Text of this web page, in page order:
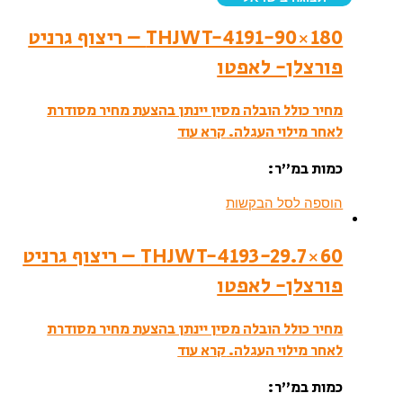
THJWT-4191-90×180 – ריצוף גרניט
פורצלן- לאפטו
מחיר כולל הובלה מסין יינתן בהצעת מחיר מסודרת
לאחר מילוי העגלה. קרא עוד
כמות במ”ר:
הוספה לסל הבקשות
THJWT-4193-29.7×60 – ריצוף גרניט
פורצלן- לאפטו
מחיר כולל הובלה מסין יינתן בהצעת מחיר מסודרת
לאחר מילוי העגלה.קרא עוד
כמות במ”ר: